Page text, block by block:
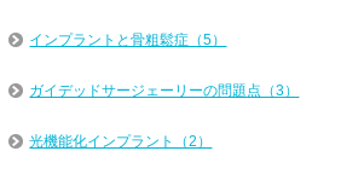
インプラントと骨粗鬆症（5）
ガイデッドサージェーリーの問題点（3）
光機能化インプラント（2）